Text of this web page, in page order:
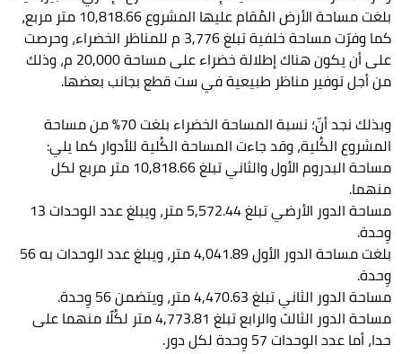
بلغت مساحة الأرض المُقام عليها المشروع 10,818.66 متر مربع،
كما وفرّت مساحة خلفية تبلغ 3,776 م للمناظر الخضراء، وحرصت
على أن يكون هناك إطلالة خضراء على مساحة 20,000 م، وذلك
من أجل توفير مناظر طبيعية في ست قطع بجانب بعضها.
وبذلك نجد أنّ؛ نسبة المساحة الخضراء بلغت 70% من مساحة
المشروع الكُلية، وقد جاءت المساحة الكُلية للأدوار كما يلي:
مساحة البدروم الأول والثاني تبلغ 10,818.66 متر مربع لكل
منهما.
مساحة الدور الأرضي تبلغ 5,572.44 متر، ويبلغ عدد الوحدات 13
وِحدة.
بلغت مساحة الدور الأول 4,041.89 متر، ويبلغ عدد الوحدات به 56
وِحدة.
مساحة الدور الثاني تبلغ 4,470.63 متر، ويتضمن 56 وِحدة.
مساحة الدور الثالث والرابع تبلغ 4,773.81 متر لكُلًا منهما على
حدا، أما عدد الوحدات 57 وِحدة لكل دور.